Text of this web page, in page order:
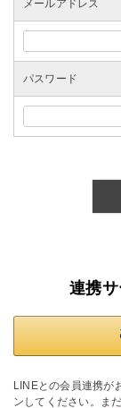
メールアドレス
パスワード
連携
LINEとの会員連携が
ンしてください。まだ